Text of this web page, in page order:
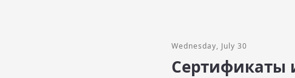
Wednesday, July 30
Сертификаты